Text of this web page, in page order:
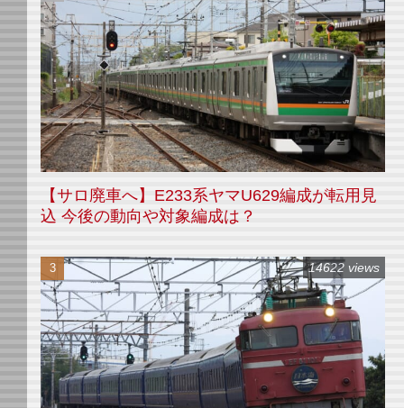
【サロ廃車へ】E233系ヤマU629編成が転用見
込 今後の動向や対象編成は？
14622 views